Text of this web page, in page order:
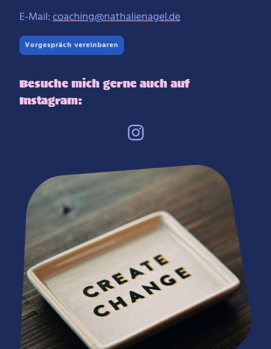
E-Mail:coaching@nathalienagel.de
Vorgespräch vereinbaren
Besuche mich gerne auch auf
Instagram: